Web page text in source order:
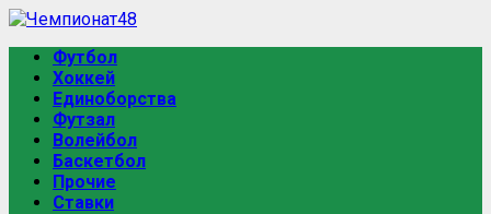
Перейти
содержимому
Основное
меню
Футбол
Хоккей
Единоборства
Футзал
Волейбол
Баскетбол
Прочие
Ставки